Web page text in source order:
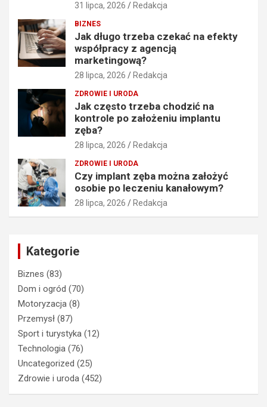
31 lipca, 2026 Redakcja
BIZNES
Jak długo trzeba czekać na efekty
współpracy z agencją
marketingową?
28 lipca, 2026 Redakcja
ZDROWIE I URODA
Jak często trzeba chodzić na
kontrole po założeniu implantu
zęba?
28 lipca, 2026 Redakcja
ZDROWIE I URODA
Czy implant zęba można założyć
osobie po leczeniu kanałowym?
28 lipca, 2026 Redakcja
Kategorie
Biznes (83)
Dom i ogród (70)
Motoryzacja (8)
Przemysł (87)
Sport i turystyka (12)
Technologia (76)
Uncategorized (25)
Zdrowie i uroda (452)